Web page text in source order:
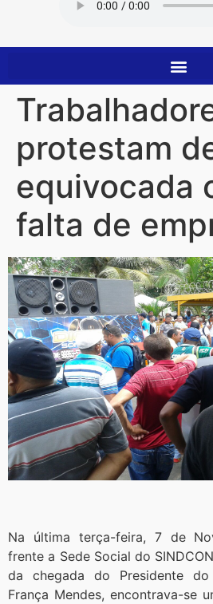
protestam
equivocada
falta de
Na última terça-feira, 7 de
frente a Sede Social do
da chegada do Presidente do
França Mendes, encontrava-se